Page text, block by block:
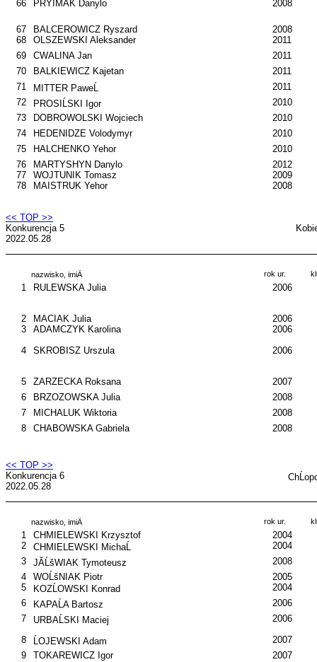
66 PRYIMAK Danylo 2008
67 BALCEROWICZ Ryszard
2008
68
OLSZEWSKI Aleksander
2011
69
CWALINA Jan
2011
70
BALKIEWICZ Kajetan
2011
71
MITTER PaweĹ
2011
72
PROSIĹSKI Igor
2010
73
DOBROWOLSKI Wojciech
2010
74
HEDENIDZE Volodymyr
2010
75
HALCHENKO Yehor
2010
76
MARTYSHYN Danylo
2012
77
WOJTUNIK Tomasz
2009
78
MAISTRUK Yehor 2008
<< TOP >>
Konkurencja 5
2022.05.28
nazwisko, imiÄ rok ur.
1 RULEWSKA Julia 2006
2 MACIAK Julia
2006
3
ADAMCZYK Karolina
2006
4
SKROBISZ Urszula 2006
5 ZARZECKA Roksana
2007
6
BRZOZOWSKA Julia
2008
7
MICHALUK Wiktoria
2008
8
CHABOWSKA Gabriela 2008
<< TOP >>
Konkurencja 6
2022.05.28
nazwisko, imiÄ rok ur.
1 CHMIELEWSKI Krzysztof
2004
2
CHMIELEWSKI MichaĹ
2004
3
JĂĹšWIAK Tymoteusz
2008
4
WOĹšNIAK Piotr
2005
5
KOZĹOWSKI Konrad
2004
6
KAPAĹA Bartosz
2006
7
URBAĹSKI Maciej
2006
8
ĹOJEWSKI Adam
2007
9
TOKAREWICZ Igor 2007